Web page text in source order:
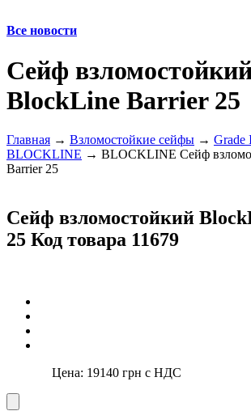
Все новости
Сейф
BlockLine Barrier 25
Главная → Взломостойкие сейфы → Grade
BLOCKLINE → BLOCKLINE Сейф
Barrier 25
Сейф взломостойкий
25 Код товара 11679
Цена: 19140 грн с НДС